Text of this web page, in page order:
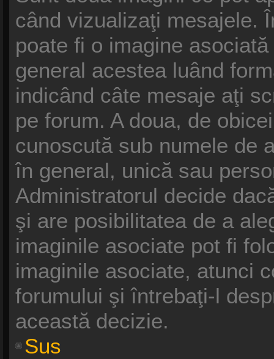
când vizualizaţi mesajele.
poate fi o imagine
general acestea luând
indicând câte mesaje aţi
pe forum. A doua, de
cunoscută sub numele de
în general, unică sau
Administratorul decide
şi are posibilitatea de a
imaginile asociate pot fi
imaginile asociate, atunci
forumului şi întrebaţi-l
această decizie.
Sus